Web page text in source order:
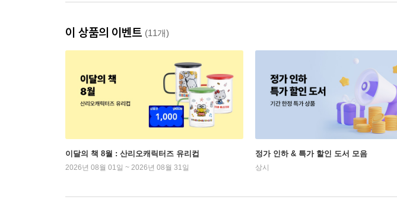
이 상품의 이벤트 (11개)
이달의 책 8월 : 산리오캐릭터즈 유리컵
2026년 08월 01일 ~ 2026년 08월 31일
정가 인하 & 특가 할인 도서 모음
상시